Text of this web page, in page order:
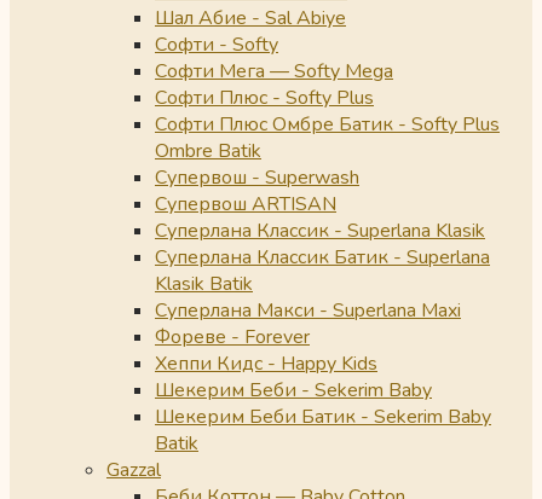
Шал Абие - Sal Abiye
Софти - Softy
Софти Мега — Softy Mega
Софти Плюс - Softy Plus
Софти Плюс Омбре Батик - Softy Plus
Ombre Batik
Супервош - Superwash
Супервош ARTISAN
Суперлана Классик - Superlana Klasik
Суперлана Классик Батик - Superlana
Klasik Batik
Суперлана Макси - Superlana Maxi
Фореве - Forever
Хеппи Кидс - Happy Kids
Шекерим Беби - Sekerim Baby
Шекерим Беби Батик - Sekerim Baby
Batik
Gazzal